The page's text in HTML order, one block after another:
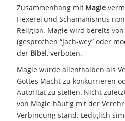
Zusammenhang mit Magie
Hexerei und Schamanismus
Religion. Magie wird bereits von
(gesprochen “Jach-wey” oder
der Bibel, verboten.
Magie wurde allenthalben als
Gottes Macht zu konkurrieren
Autorität zu stellen. Nicht
von Magie häufig mit der
Verbindung stand. Lediglich